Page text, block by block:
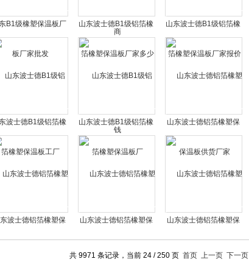
B1级橡塑保温板厂
家批发
山东波士德B1级铝箔橡
塑保温板厂家多少钱
山东波士德B1级铝箔橡
塑保温板厂家报价
波士德B1级铝箔橡
塑保温板工厂
山东波士德B1级铝箔橡
塑保温板厂
山东波士德铝箔橡塑保
温板供货厂家
波士德铝箔橡塑保
山东波士德铝箔橡塑保
山东波士德铝箔橡塑保
共 9971 条记录，当前 24 / 250 页 首页 上一页 下一页